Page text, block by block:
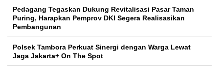
Pedagang Tegaskan Dukung Revitalisasi Pasar Taman
Puring, Harapkan Pemprov DKI Segera Realisasikan
Pembangunan
Polsek Tambora Perkuat Sinergi dengan Warga Lewat
Jaga Jakarta+ On The Spot